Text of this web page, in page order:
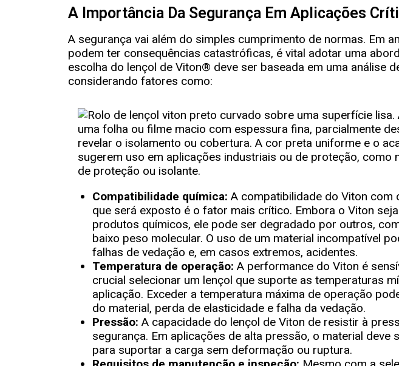
A Importância Da Segurança Em Aplicações
A segurança vai além do simples cumprimento de normas. Em
podem ter consequências catastróficas, é vital adotar uma
escolha do lençol de Viton® deve ser baseada em uma análise
considerando fatores como:
Compatibilidade química: A compatibilidade do Viton com
que será exposto é o fator mais crítico. Embora o Viton
produtos químicos, ele pode ser degradado por outros,
baixo peso molecular. O uso de um material incompatível
falhas de vedação e, em casos extremos, acidentes.
Temperatura de operação: A performance do Viton é
crucial selecionar um lençol que suporte as temperaturas
aplicação. Exceder a temperatura máxima de operação
do material, perda de elasticidade e falha da vedação.
Pressão: A capacidade do lençol de Viton de resistir à
segurança. Em aplicações de alta pressão, o material deve
para suportar a carga sem deformação ou ruptura.